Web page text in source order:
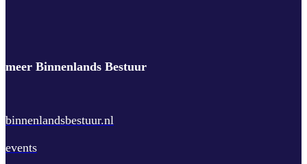
meer Binnenlands Bestuur
binnenlandsbestuur.nl
events